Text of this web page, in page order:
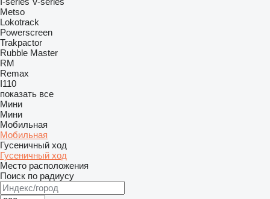
Metso
Lokotrack
Powerscreen
Trakpactor
Rubble Master
RM
Remax
I110
показать все
Мини
Мини
Мобильная
Мобильная
Гусеничный ход
Гусеничный ход
Место расположения
Поиск по радиусу